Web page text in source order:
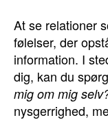
At se relationer
følelser, der
information. I
dig, kan du
mig om mig
nysgerrighed,